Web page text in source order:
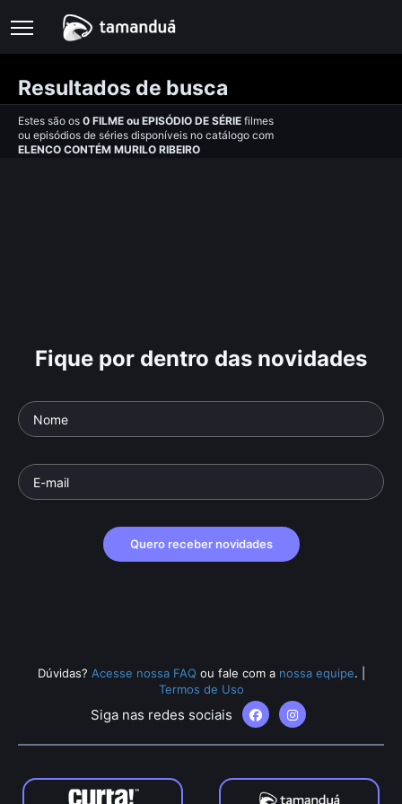
Resultados de busca
Estes são os 0 FILME ou EPISÓDIO DE SÉRIE filmes
ou episódios de séries disponíveis no catálogo com
ELENCO CONTÉM MURILO RIBEIRO
Fique por dentro das novidades
Quero receber novidades
Dúvidas? Acesse nossa FAQ ou fale com a nossa equipe.
Termos de Uso
Siga nas redes sociais